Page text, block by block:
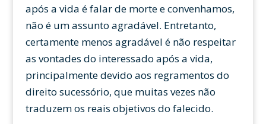
após a vida é falar de morte e convenhamos,
não é um assunto agradável. Entretanto,
certamente menos agradável é não respeitar
as vontades do interessado após a vida,
principalmente devido aos regramentos do
direito sucessório, que muitas vezes não
traduzem os reais objetivos do falecido.